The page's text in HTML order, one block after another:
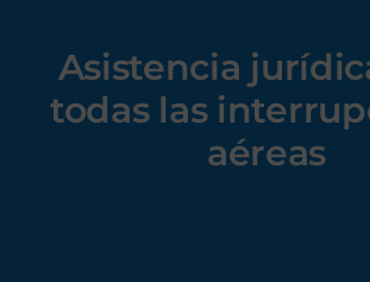
Asistencia
todas las
aéreas